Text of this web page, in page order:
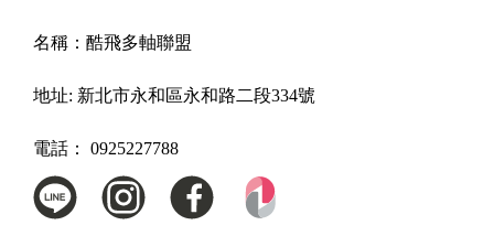
名稱： 酷飛多軸聯盟
地址: 新北市永和區永和路二段334號
電話： 0925227788